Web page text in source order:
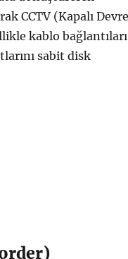
CCTV (Kapalı Devre
kablo bağlantıları
sabit disk